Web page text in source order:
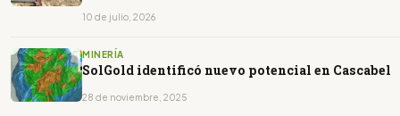
10 de julio, 2026
MINERÍA
SolGold identificó nuevo potencial en Cascabel
28 de noviembre, 2025